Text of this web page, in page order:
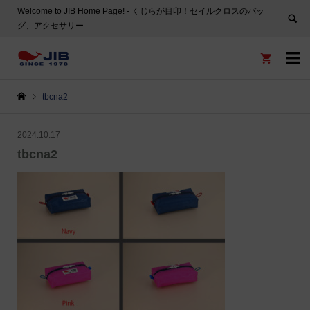
Welcome to JIB Home Page! ‐ くじらが目印！セイルクロスのバッ
グ、アクセサリー


tbcna2
2024.10.17
tbcna2